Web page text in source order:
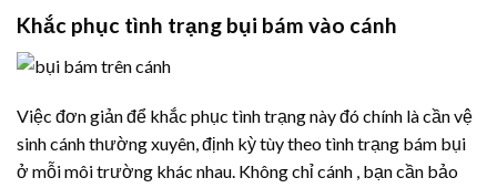
Khắc phục tình trạng bụi bám vào cánh
Việc đơn giản để khắc phục tình trạng này đó chính là cần vệ
sinh cánh thường xuyên, định kỳ tùy theo tình trạng bám bụi
ở mỗi môi trường khác nhau. Không chỉ cánh , bạn cần bảo